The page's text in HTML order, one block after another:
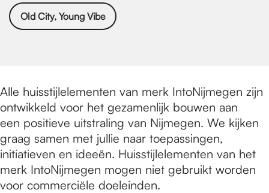
Old City, Young Vibe
Alle huisstijlelementen van merk IntoNijmegen zijn
ontwikkeld voor het gezamenlijk bouwen aan
een positieve uitstraling van Nijmegen. We kijken
graag samen met jullie naar toepassingen,
initiatieven en ideeën. Huisstijlelementen van het
merk IntoNijmegen mogen niet gebruikt worden
voor commerciële doeleinden.